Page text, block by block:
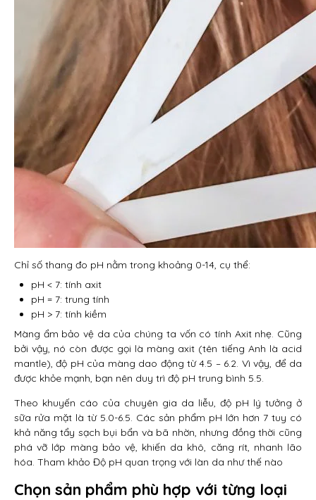
Chỉ số thang đo pH nằm trong khoảng 0-14, cụ thể:
pH < 7: tính axit
pH = 7: trung tính
pH > 7: tính kiềm
Màng ẩm bảo vệ da của chúng ta vốn có tính Axit nhẹ. Cũng
bởi vậy, nó còn được gọi là màng axit (tên tiếng Anh là acid
mantle), độ pH của màng dao động từ 4.5 – 6.2. Vì vậy, để da
được khỏe mạnh, bạn nên duy trì độ pH trung bình 5.5.
Theo khuyến cáo của chuyên gia da liễu, độ pH lý tưởng ở
sữa rửa mặt là từ 5.0-6.5. Các sản phẩm pH lớn hơn 7 tuy có
khả năng tẩy sạch bụi bẩn và bã nhờn, nhưng đồng thời cũng
phá vỡ lớp màng bảo vệ, khiến da khô, căng rít, nhanh lão
hóa. Tham khảo Độ pH quan trọng với làn da như thế nào
Chọn sản phẩm phù hợp với từng loại